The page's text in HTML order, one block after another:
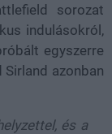
sorozat
indulásokról,
egyszerre
Sirland azonban
és a